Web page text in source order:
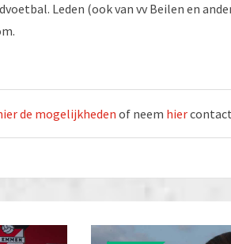
Leden (ook van vv Beilen en
de mogelijkhedenof neem hier